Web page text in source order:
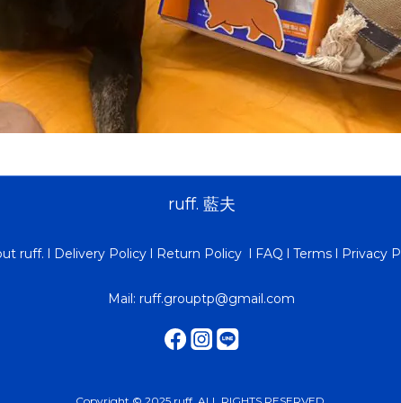
ruff. 藍夫
ruff. l Delivery Policy l Return Policy l FAQ l Terms l Privacy
Mail: ruff.grouptp@gmail.com